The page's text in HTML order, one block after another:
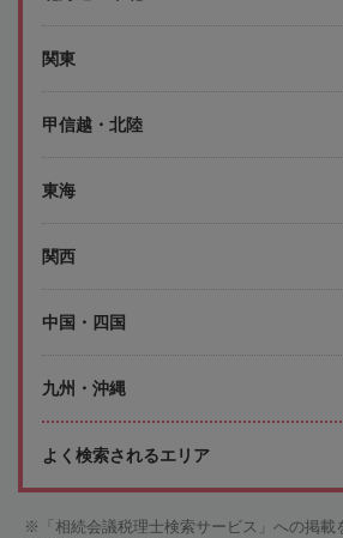
関東
甲信越・北陸
東海
関西
中国・四国
九州・沖縄
よく検索されるエリア
「相続会議税理士検索サービス」への掲